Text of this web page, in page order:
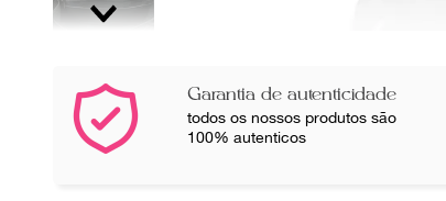
Garantia de autenticidade
todos os nossos produtos são
100% autenticos